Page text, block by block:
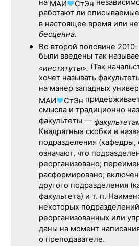
на МАИ♥СтЭн
работают ли
в настоящее время или
бесценна.
Во второй половине 2010-
были введены так
«институты». (Так
хочет называть
на манер западных
МАИ♥СтЭн
смысла и традиционно
факультеты —
Квадратные скобки в
подразделения (кафедры,
означают, что
реорганизовано;
расформировано;
другого подразделения
факультета) и т. п.
некоторых
реорганизованных или
даны на момент
о преподавателе.